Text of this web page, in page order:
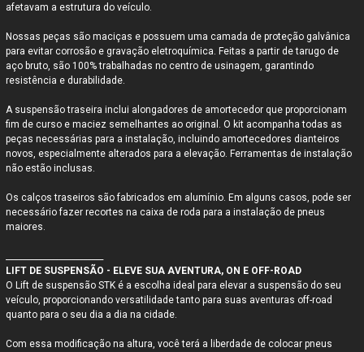
afetavam a estrutura do veículo.
Nossas peças são maciças e possuem uma camada de proteção galvânica
para evitar corrosão e gravação eletroquímica. Feitas a partir de tarugo de
aço bruto, são 100% trabalhadas no centro de usinagem, garantindo
resistência e durabilidade.
A suspensão traseira inclui alongadores de amortecedor que proporcionam
fim de curso e maciez semelhantes ao original. O kit acompanha todas as
peças necessárias para a instalação, incluindo amortecedores dianteiros
novos, especialmente alterados para a elevação. Ferramentas de instalação
não estão inclusas.
Os calços traseiros são fabricados em alumínio. Em alguns casos, pode ser
necessário fazer recortes na caixa de roda para a instalação de pneus
maiores.
LIFT DE SUSPENSÃO - ELEVE SUA AVENTURA, ON E OFF-ROAD
O Lift de suspensão STK é a escolha ideal para elevar a suspensão do seu
veículo, proporcionando versatilidade tanto para suas aventuras off-road
quanto para o seu dia a dia na cidade.
Com essa modificação na altura, você terá a liberdade de colocar pneus